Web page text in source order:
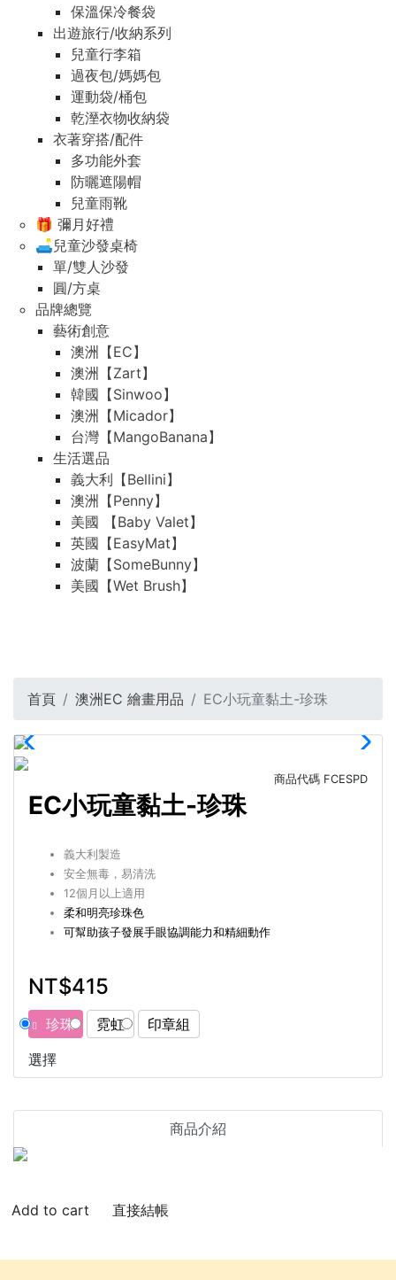
保溫保冷餐袋
出遊旅行/收納系列
兒童行李箱
過夜包/媽媽包
運動袋/桶包
乾溼衣物收納袋
衣著穿搭/配件
多功能外套
防曬遮陽帽
兒童雨靴
🎁 彌月好禮
🛋️兒童沙發桌椅
單/雙人沙發
圓/方桌
品牌總覽
藝術創意
澳洲【EC】
澳洲【Zart】
韓國【Sinwoo】
澳洲【Micador】
台灣【MangoBanana】
生活選品
義大利【Bellini】
澳洲【Penny】
美國 【Baby Valet】
英國【EasyMat】
波蘭【SomeBunny】
美國【Wet Brush】
首頁 澳洲EC 繪畫用品 EC小玩童黏土-珍珠
商品代碼 FCESPD
EC小玩童黏土-珍珠
義大利製造
安全無毒，易清洗
12個月以上適用
柔和明亮珍珠色
可幫助孩子發展手眼協調能力和精細動作
NT$415
珍珠 霓虹
印章組
選擇
商品介紹
直接結帳